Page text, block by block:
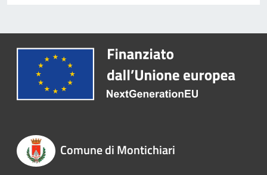
Comune di Montichiari